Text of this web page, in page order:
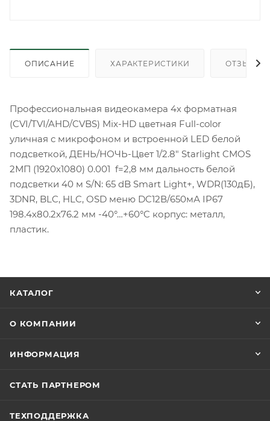
ОПИСАНИЕ ХАРАКТЕРИСТИКИ ОТЗЫВЫ
Профессиональная видеокамера 4х форматная
(CVI/TVI/AHD/CVBS) Mix-HD цветная Full-color
уличная с микрофоном и встроенной LED белой
подсветкой, ДЕНЬ/НОЧЬ-Цвет 1/2.8" Starlight CMOS
2МП (1920х1080) 0.001 f=2,8 мм дальность белой
подсветки 40 м S/N: 65 dB Smart Light+, WDR(130дБ),
3DNR, BLC, HLC, OSD меню DC12В/650мА IP67
198.4х80.2х76.2 мм -40°…+60°C корпус: металл,
пластик.
КАТАЛОГ
О КОМПАНИИ
ИНФОРМАЦИЯ
СТАТЬ ПАРТНЕРОМ
ТЕХПОДДЕРЖКА